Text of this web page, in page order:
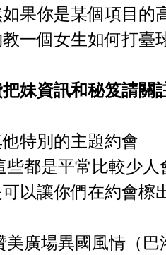
果你是某個項目的
一個女生如何打臺
妹資訊和秘笈請
他特別的主題約會
些都是平常比較少
以讓你們在約會檫
美廣場異國風情（